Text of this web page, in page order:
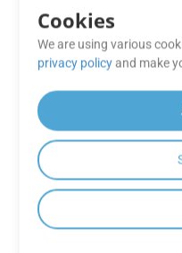
σχετίζονται με
Το GroupDocs προσφέρει
τυχόν προβλημάτων ή
σχετίζονται με την
Cloud.
Μπορώ να
υδατογράφημα
του αρχείου
Cookies
We are using various
privacy policy and make